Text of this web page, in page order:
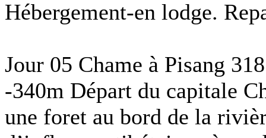
Hébergement-en lodge.
Jour 05 Chame à Pisang
-340m Départ du capitale
une foret au bord de la